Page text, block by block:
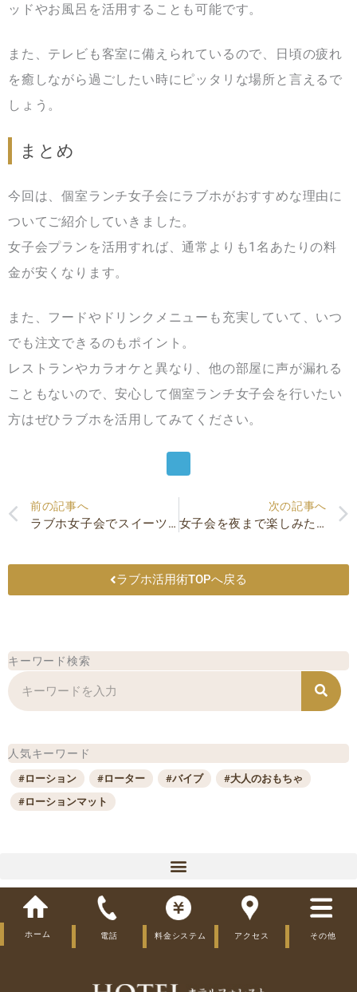
ッドやお風呂を活用することも可能です。
また、テレビも客室に備えられているので、日頃の疲れ
を癒しながら過ごしたい時にピッタリな場所と言えるで
しょう。
まとめ
今回は、個室ランチ女子会にラブホがおすすめな理由に
ついてご紹介していきました。
女子会プランを活用すれば、通常よりも1名あたりの料
金が安くなります。
また、フードやドリンクメニューも充実していて、いつ
でも注文できるのもポイント。
レストランやカラオケと異なり、他の部屋に声が漏れる
こともないので、安心して個室ランチ女子会を行いたい
方はぜひラブホを活用してみてください。
Prev
前の記事へ
ラブホ女子会でスイーツを楽しもう！
次の記事へ
女子会を夜まで楽しみたい！ラブホ女子会がおすすめ！
ラブホ活用術TOPへ戻る
キーワード検索
検
索
人気キーワード
#ローション #ローター #バイブ
#大人のおもちゃ
#ローションマット
大人のおもちゃ
ホーム 電話 料金システム アクセス その他